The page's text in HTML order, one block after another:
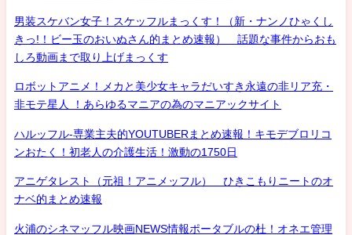
男装スケバン女子！スケッフルまっくす！（新・ナンノひゃくし
きっ!！ビー玉のおいぬさん的まとめ速報） 話題な事件からおも
しろ動画まで取り上げまっくす
ロボットアニメ！メカと美少女キャラだいすき永遠の非リア充・
非モテ星人 ！あらゆるマニアの為のマニアックサイト
ハルッフル-専業主夫的YOUTUBERまとめ速報！キモデブロリコ
ンおたく！初老人の介護生活！激動の1750日
アニゲタレスト（元祖！アニメッフル） ひきこもりニートのオ
ナベ的まとめ速報
火浦のシネマッフル映画NEWS情報ポータブルの杜！オネエ管理